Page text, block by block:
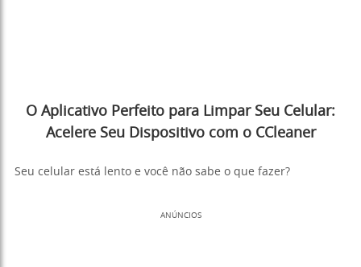
O Aplicativo Perfeito para Limpar Seu Celular:
Acelere Seu Dispositivo com o CCleaner
Seu celular está lento e você não sabe o que fazer?
ANÚNCIOS